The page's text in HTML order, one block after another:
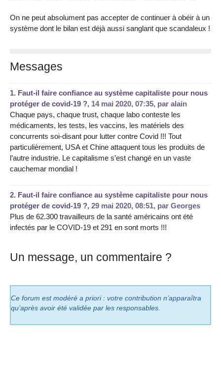
On ne peut absolument pas accepter de continuer à obéir à un
système dont le bilan est déjà aussi sanglant que scandaleux !
Messages
1. Faut-il faire confiance au système capitaliste pour nous
protéger de covid-19 ?, 14 mai 2020, 07:35, par alain
Chaque pays, chaque trust, chaque labo conteste les
médicaments, les tests, les vaccins, les matériels des
concurrents soi-disant pour lutter contre Covid !!! Tout
particulièrement, USA et Chine attaquent tous les produits de
l’autre industrie. Le capitalisme s’est changé en un vaste
cauchemar mondial !
2. Faut-il faire confiance au système capitaliste pour nous
protéger de covid-19 ?, 29 mai 2020, 08:51, par Georges
Plus de 62.300 travailleurs de la santé américains ont été
infectés par le COVID-19 et 291 en sont morts !!!
Un message, un commentaire ?
Ce forum est modéré a priori : votre contribution n’apparaîtra
qu’après avoir été validée par les responsables.